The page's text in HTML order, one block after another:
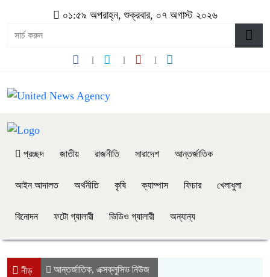
০১:৫৯ অপরাহ্ন, শুক্রবার, ০৭ অগাস্ট ২০২৬
প্রচ্ছদ জাতীয় রাজনীতি সারাদেশ আন্তর্জাতিক
আইন আদালত অর্থনীতি কৃষি ক্যাম্পাস ফিচার খেলাধুলা
বিনোদন ফটো গ্যালারী ভিডিও গ্যালারী অন্যান্য
নীড় আন্তর্জাতিক, এক্সক্লুসিভ নিউজ